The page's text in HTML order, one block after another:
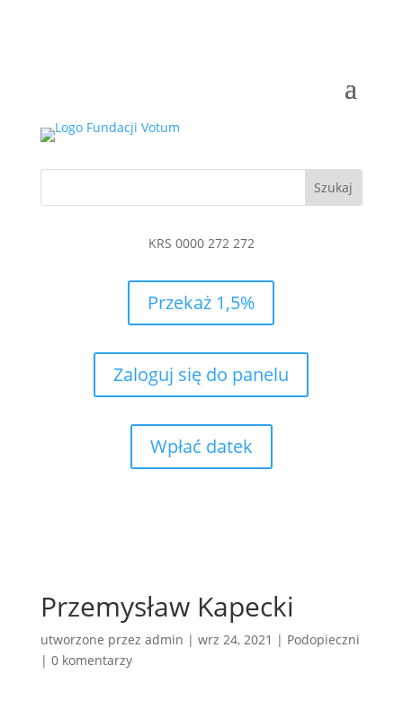
KRS 0000 272 272
Przekaż 1,5%
Zaloguj się do panelu
Wpłać datek
Przemysław Kapecki
utworzone przez admin | wrz 24, 2021 | Podopieczni
| 0 komentarzy